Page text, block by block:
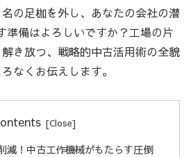
の足枷を外し、あなたの会社の潜
準備はよろしいですか？工場の片
き放つ、戦略的中古活用術の全貌
なくお伝えします。
減！中古工作機械がもたらす圧倒